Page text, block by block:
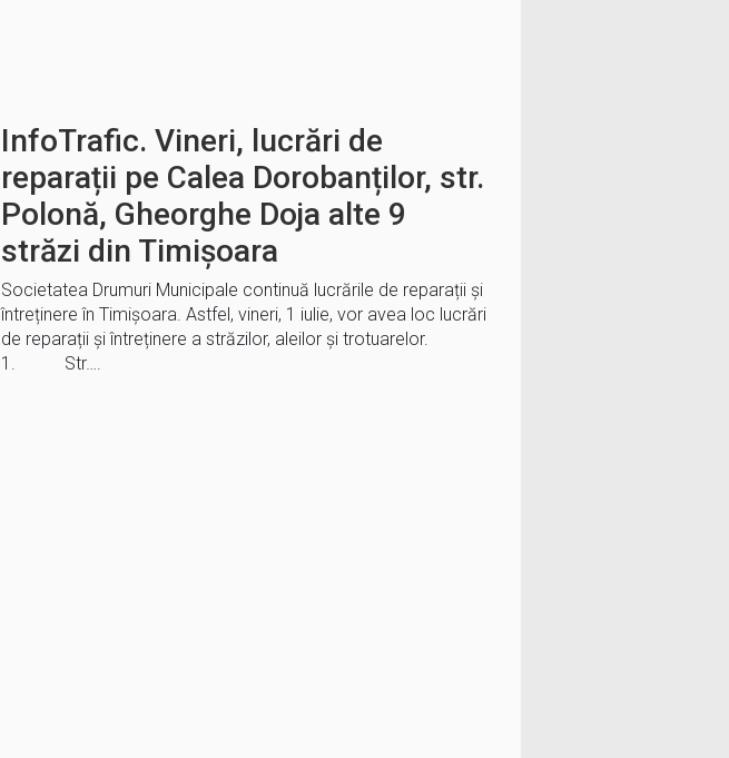
InfoTrafic. Vineri, lucrări de
reparații pe Calea Dorobanților, str.
Polonă, Gheorghe Doja alte 9
străzi din Timișoara
Societatea Drumuri Municipale continuă lucrările de reparații și
întreținere în Timișoara. Astfel, vineri, 1 iulie, vor avea loc lucrări
de reparații și întreținere a străzilor, aleilor și trotuarelor.
1. Str….